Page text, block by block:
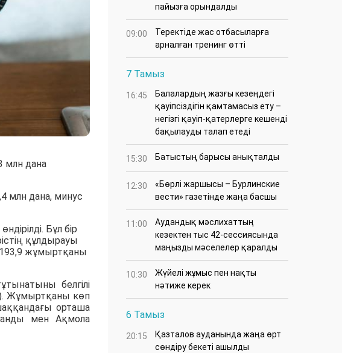
млн дана
млн дана, минус
Бұл бір
құлдырауы
жұмыртқаны
белгілі
Жұмыртқаны көп
орташа
мен Ақмола
пайызға орындалды
09:00
​Теректіде жас отбасыларға
арналған тренинг өтті
7 Тамыз
16:45
Балалардың жазғы кезеңдегі
қауіпсіздігін қамтамасыз ету –
негізгі қауіп-қатерлерге кешенді
бақылауды талап етеді
15:30 Батыстың барысы анықталды
12:30
«Бөрлі жаршысы – Бурлинские
вести» газетінде жаңа басшы
11:00
Аудандық мәслихаттың
кезектен тыс 42-сессиясында
маңызды мәселелер қаралды
10:30
Жүйелі жұмыс пен нақты
нәтиже керек
6 Тамыз
20:15
Қазталов ауданында жаңа өрт
сөндіру бекеті ашылды